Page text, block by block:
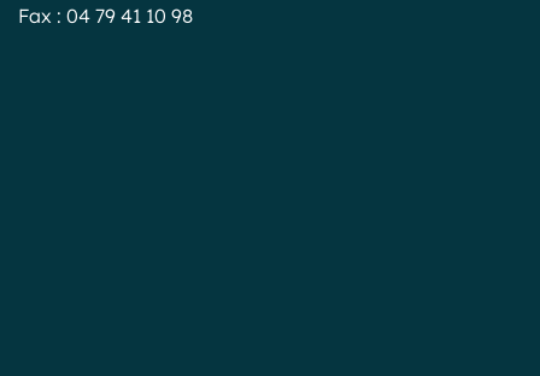
Fax : 04 79 41 10 98